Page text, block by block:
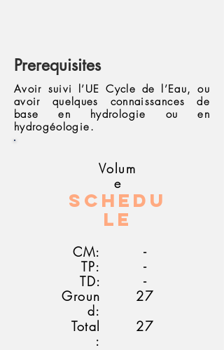
Prerequisites
Avoir suivi l’UE Cycle de l’Eau, ou
avoir quelques connaissances de
base en hydrologie ou en
hydrogéologie.
Volum
e
Schedu
le
CM:
TP:
TD:
Groun
d:
Total
:
-
-
-
27
27